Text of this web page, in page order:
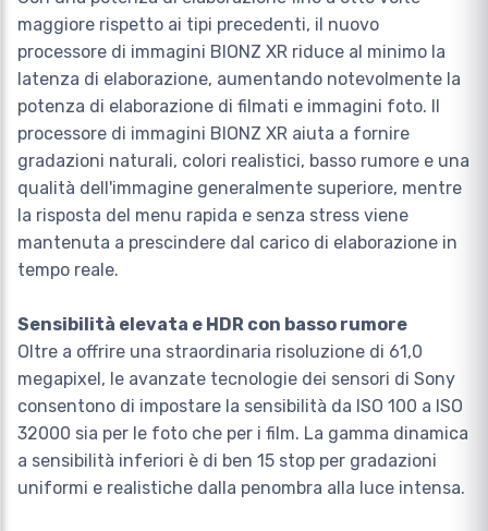
maggiore rispetto ai tipi precedenti, il nuovo
processore di immagini BIONZ XR riduce al minimo la
latenza di elaborazione, aumentando notevolmente la
potenza di elaborazione di filmati e immagini foto. Il
processore di immagini BIONZ XR aiuta a fornire
gradazioni naturali, colori realistici, basso rumore e una
qualità dell'immagine generalmente superiore, mentre
la risposta del menu rapida e senza stress viene
mantenuta a prescindere dal carico di elaborazione in
tempo reale.
Sensibilità elevata e HDR con basso rumore
Oltre a offrire una straordinaria risoluzione di 61,0
megapixel, le avanzate tecnologie dei sensori di Sony
consentono di impostare la sensibilità da ISO 100 a ISO
32000 sia per le foto che per i film. La gamma dinamica
a sensibilità inferiori è di ben 15 stop per gradazioni
uniformi e realistiche dalla penombra alla luce intensa.